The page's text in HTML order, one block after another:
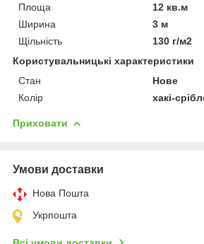
Площа
12 кв.м
Ширина
3 м
Щільність
130 г/м2
Користувальницькі характеристики
Стан
Нове
Колір
хакі-
Приховати
Умови доставки
Нова Пошта
Укрпошта